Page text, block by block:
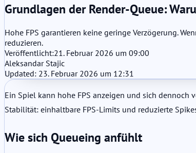
Grundlagen der Render-Queue:
Hohe FPS garantieren keine geringe Verzögerung.
reduzieren.
Veröffentlicht:21. Februar 2026 um 09:00
Aleksandar Stajic
Updated: 23. Februar 2026 um 12:31
Ein Spiel kann hohe FPS anzeigen und sich
Stabilität: einhaltbare FPS-Limits und reduzierte
Wie sich Queueing anfühlt